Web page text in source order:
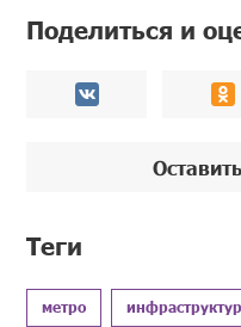
Поделиться и
Теги
метро